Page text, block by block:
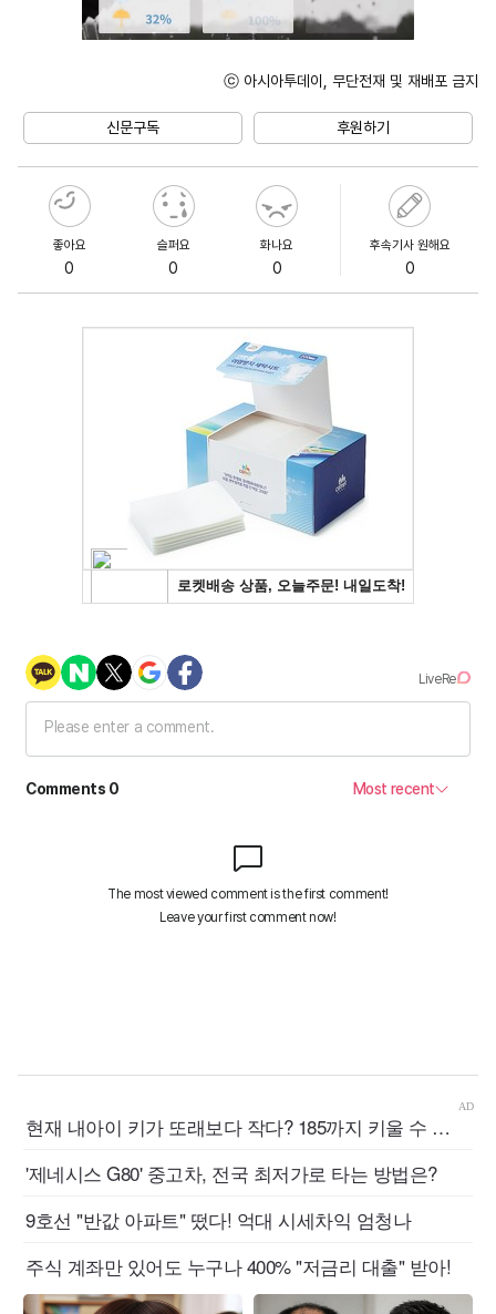
ⓒ 아시아투데이, 무단전재 및 재배포 금지
신문구독 후원하기
좋아요
0
슬퍼요
0
화나요
0
후속기사 원해요
0